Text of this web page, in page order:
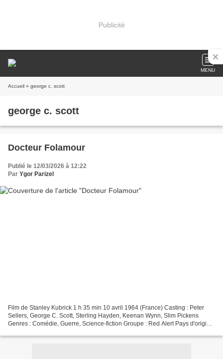
Publicité
MENU
Accueil » george c. scott
george c. scott
Docteur Folamour
Publié le 12/03/2026 à 12:22
Par Ygor Parizel
Film de Stanley Kubrick 1 h 35 min 10 avril 1964 (France) Casting : Peter
Sellers, George C. Scott, Sterling Hayden, Keenan Wynn, Slim Pickens
Genres : Comédie, Guerre, Science-fiction Groupe : Red Alert Pays d'origine